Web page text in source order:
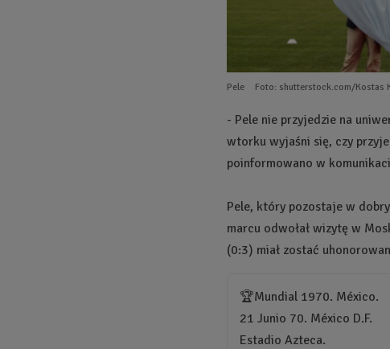
Pele Foto: shutterstock.com/Kostas
- Pele nie przyjedzie na
wtorku wyjaśni się, czy
poinformowano w
Pele, który pozostaje w
marcu odwołał wizytę w
(0:3) miał zostać
🏆Mundial 1970. México.
21 Junio 70. México D.F.
Estadio Azteca.